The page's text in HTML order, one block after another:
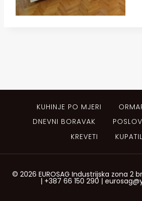
KUHINJE PO MJERI
DNEVNI BORAVAK
KREVETI
© 2026 EUROSAG Industrijska zona 2
| +387 66 150 290 |